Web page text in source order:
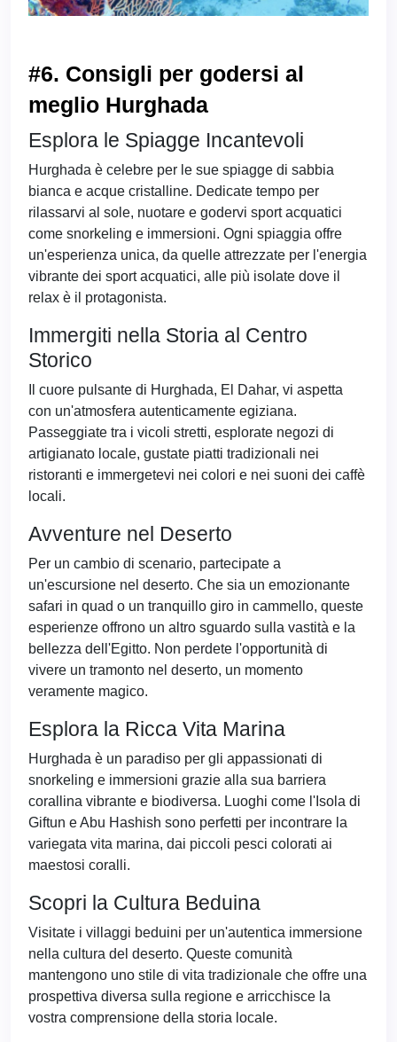
#6. Consigli per godersi al
meglio Hurghada
Esplora le Spiagge Incantevoli
Hurghada è celebre per le sue spiagge di sabbia
bianca e acque cristalline. Dedicate tempo per
rilassarvi al sole, nuotare e godervi sport acquatici
come snorkeling e immersioni. Ogni spiaggia offre
un'esperienza unica, da quelle attrezzate per l'energia
vibrante dei sport acquatici, alle più isolate dove il
relax è il protagonista.
Immergiti nella Storia al Centro
Storico
Il cuore pulsante di Hurghada, El Dahar, vi aspetta
con un'atmosfera autenticamente egiziana.
Passeggiate tra i vicoli stretti, esplorate negozi di
artigianato locale, gustate piatti tradizionali nei
ristoranti e immergetevi nei colori e nei suoni dei caffè
locali.
Avventure nel Deserto
Per un cambio di scenario, partecipate a
un'escursione nel deserto. Che sia un emozionante
safari in quad o un tranquillo giro in cammello, queste
esperienze offrono un altro sguardo sulla vastità e la
bellezza dell'Egitto. Non perdete l'opportunità di
vivere un tramonto nel deserto, un momento
veramente magico.
Esplora la Ricca Vita Marina
Hurghada è un paradiso per gli appassionati di
snorkeling e immersioni grazie alla sua barriera
corallina vibrante e biodiversa. Luoghi come l'Isola di
Giftun e Abu Hashish sono perfetti per incontrare la
variegata vita marina, dai piccoli pesci colorati ai
maestosi coralli.
Scopri la Cultura Beduina
Visitate i villaggi beduini per un'autentica immersione
nella cultura del deserto. Queste comunità
mantengono uno stile di vita tradizionale che offre una
prospettiva diversa sulla regione e arricchisce la
vostra comprensione della storia locale.